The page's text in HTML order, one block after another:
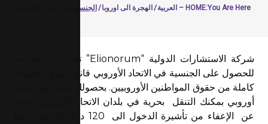
You Are Here: HOME – العربية / الهجرة الى اوروبا/ الجنسية في الاتحاد الاوروبي
شركة الاستشارات الدولية “Elionorum” تقدم لك الفرصة
للحصول على الجنسية في الاتحاد الأوروبي قانونبا ومع مجموعة
كاملة من حقوق المواطنين الأوروبيين. بحصولك على جواز سفر
أوروبي بمكنك التنقل بحرية في بلدان الاتحاد الأوروبي، فضلا
عن الإعفاء من تأشيرة الدخول الى 120 دولة إضافية (منها